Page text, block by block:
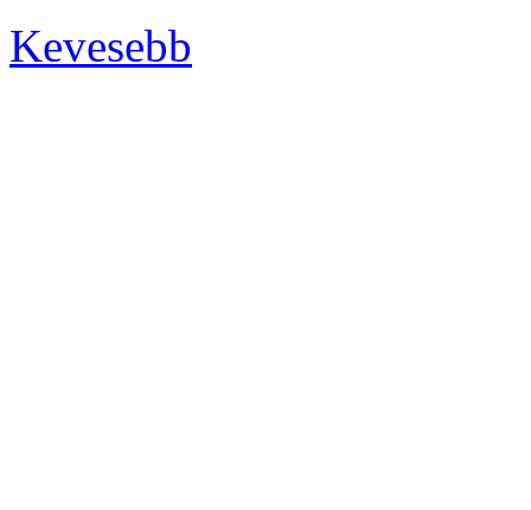
Kevesebb